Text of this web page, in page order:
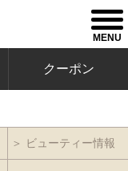
MENU
クーポン
＞ ビューティー情報